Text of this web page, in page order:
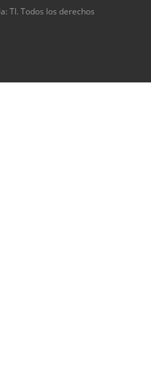
TI. Todos los derechos